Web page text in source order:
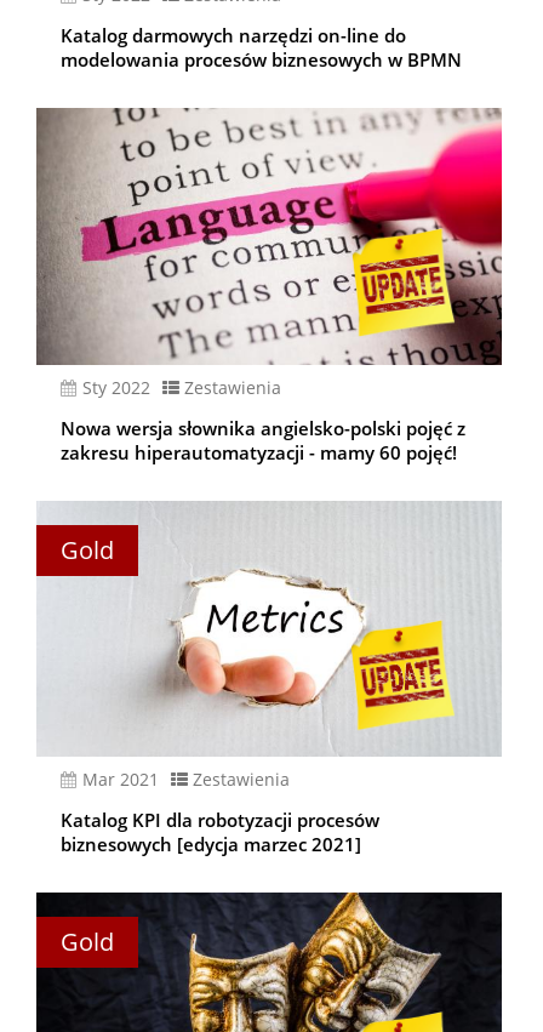
Katalog darmowych narzędzi on-line do
modelowania procesów biznesowych w BPMN
sty 2022 Zestawienia
Nowa wersja słownika angielsko-polski pojęć z
zakresu hiperautomatyzacji - mamy 60 pojęć!
Gold
mar 2021 Zestawienia
Katalog KPI dla robotyzacji procesów
biznesowych [edycja marzec 2021]
Gold